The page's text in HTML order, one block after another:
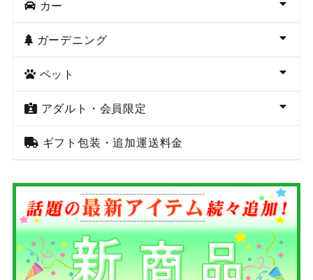
カー
ガーデニング
ペット
アダルト・会員限定
ギフト包装・追加運送料金